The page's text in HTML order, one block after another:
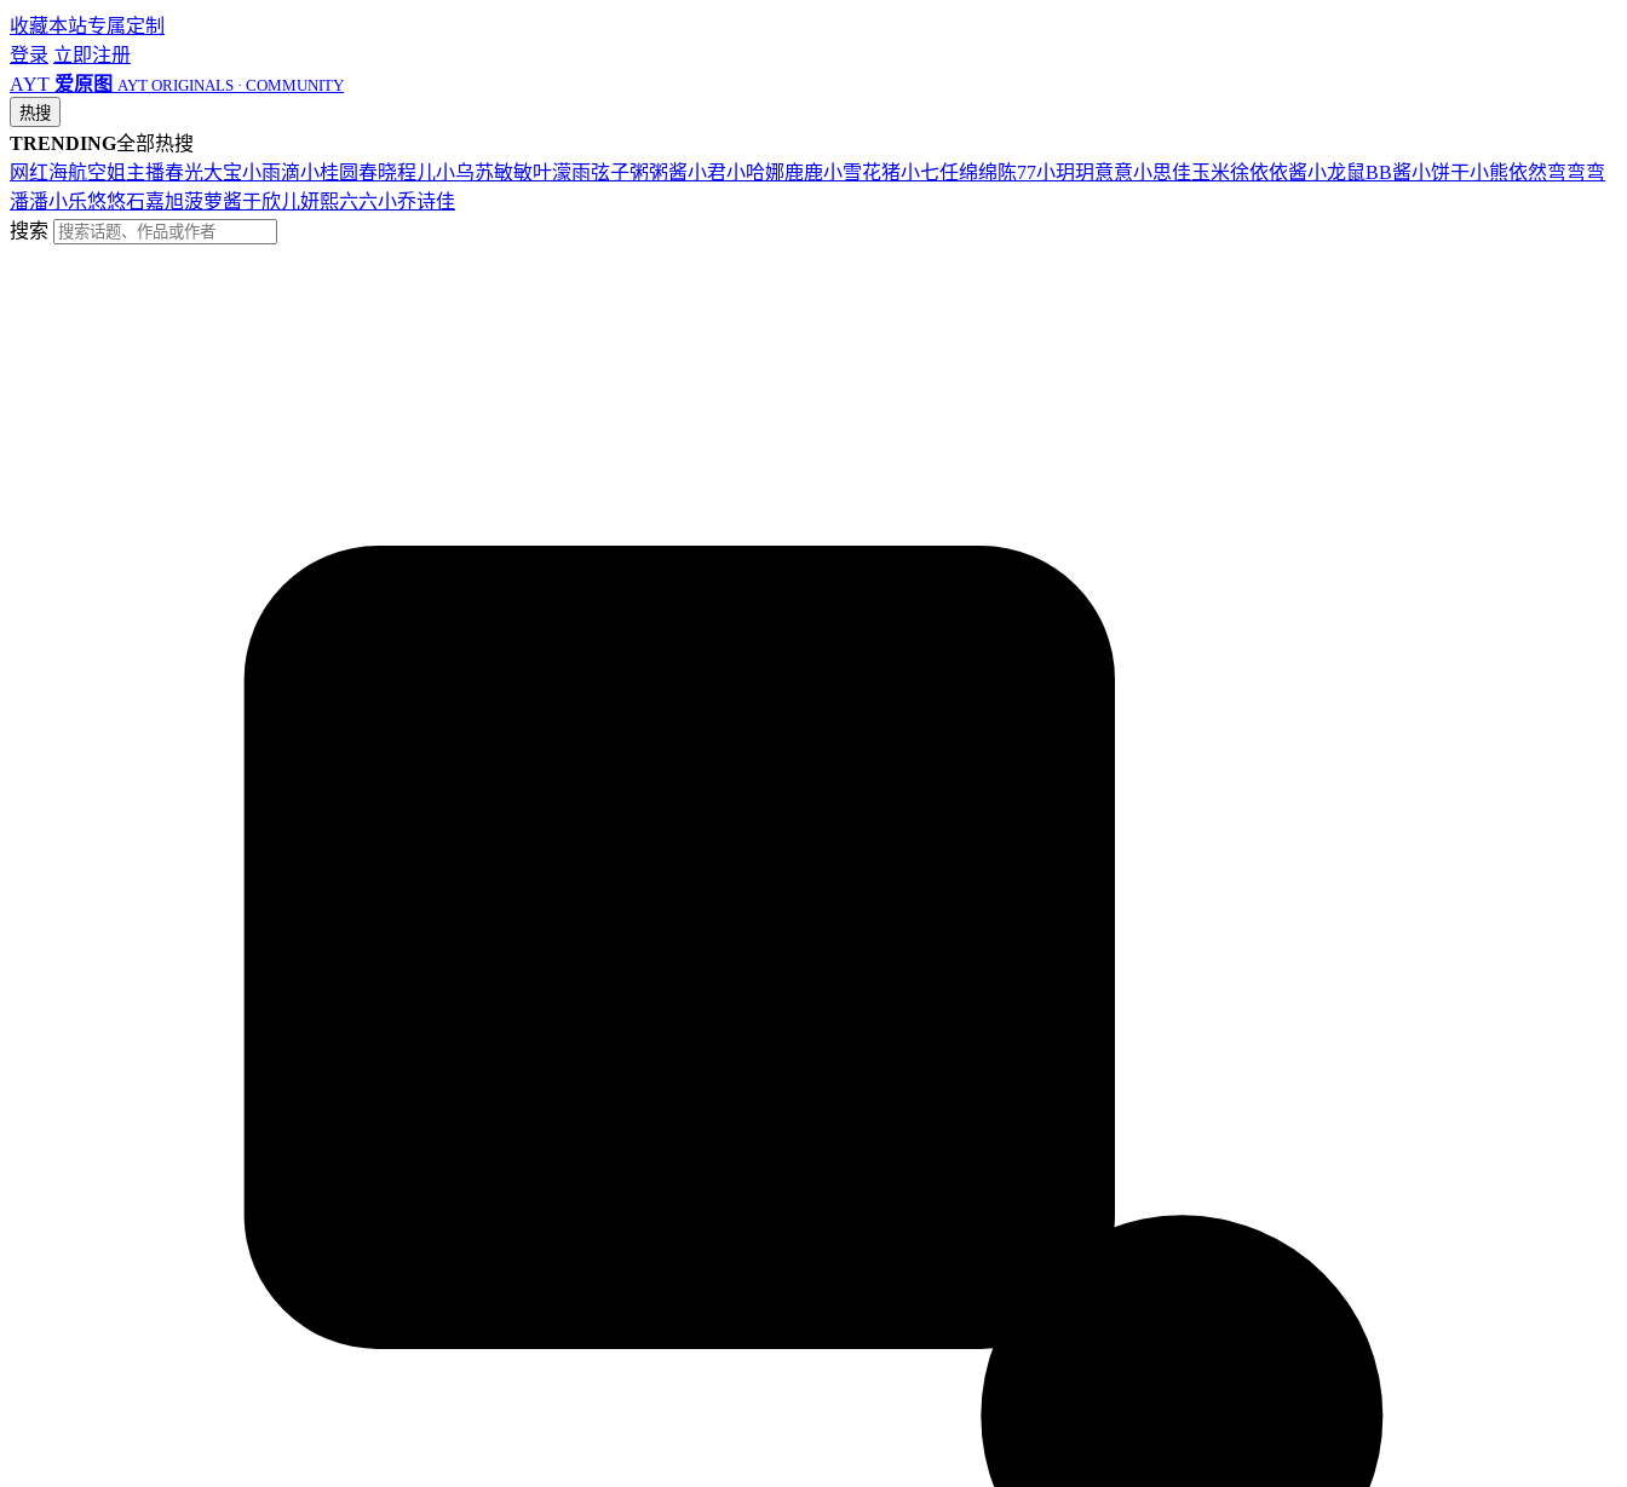
收藏本站专属定制
登录 立即注册
AYT 爱原图 AYT ORIGINALS · COMMUNITY
热搜
TRENDING全部热搜
网红海航空姐 主播春光大宝小雨滴小桂圆春晓程儿小乌苏敏敏叶濛雨弦子粥粥酱小君小哈娜鹿鹿小雪花猪小七任绵绵 陈77小玥玥意意小思佳玉米徐依依酱小龙鼠BB酱小饼干小熊依然弯弯弯
潘潘小乐悠悠石嘉旭菠萝酱于欣儿妍熙六六小乔诗佳
搜索